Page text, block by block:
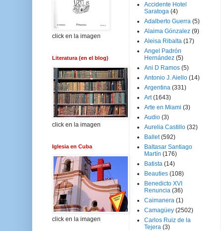
click en la imagen
Literatura (en el blog)
click en la imagen
Iglesia en Cuba
click en la imagen
Accidente Hotel
Saratoga (4)
Adalberto Guerra (5)
Alaima Gónzalez (9)
Aleisa Ribalta (17)
Angel Padrón
Hernández (5)
Ani D Ramos (5)
Antonio J. Aiello (14)
Argentina (331)
Art (1643)
Arte en Miami (3)
Audio (3)
Aurelia Castillo (32)
Ballet (592)
Baltasar Santiago
Martín (176)
Batista (14)
Beauties (108)
Benedicto XVI
Renuncia (36)
Caimanera (1)
Camagüey (2502)
Carlos Ruiz de la
Tejera (3)